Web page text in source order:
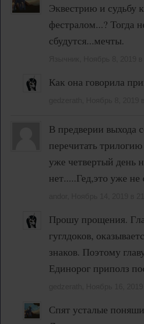
Эквестрию и судьбу
фестралом...? Тогда
сбудутся...мечты.
Как она говорила
В предверии выхода
перечитать
уже четвертый день
нет.....Гед,это уже
Прошу прощения.
гуглдоков,
знаков. Поэтому
Единорог приполз
Спят усталые